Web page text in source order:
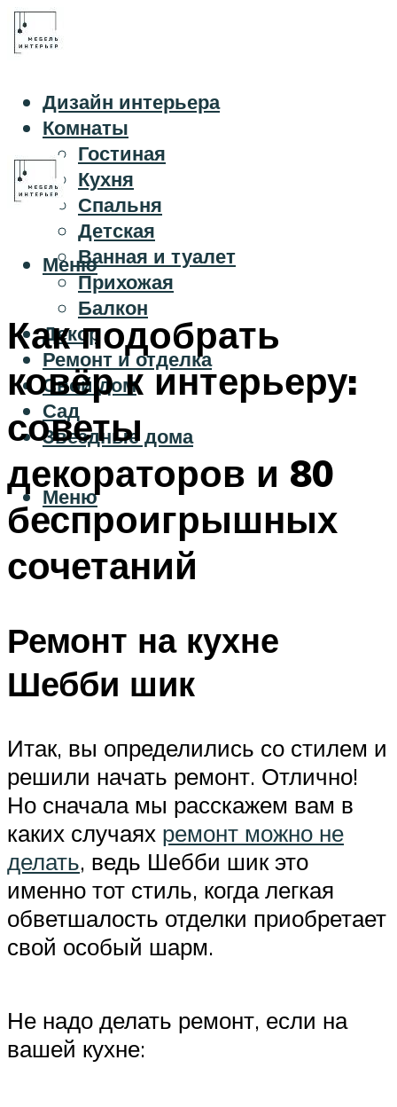
Дизайн интерьера
Комнаты
Гостиная
Кухня
Спальня
Детская
Ванная и туалет
Прихожая
Балкон
Декор
Ремонт и отделка
Свой дом
Сад
Звездные дома
Меню
Меню
Как подобрать
ковёр к интерьеру:
советы
декораторов и 80
беспроигрышных
сочетаний
Ремонт на кухне
Шебби шик
Итак, вы определились со стилем и
решили начать ремонт. Отлично!
Но сначала мы расскажем вам в
каких случаях ремонт можно не
делать, ведь Шебби шик это
именно тот стиль, когда легкая
обветшалость отделки приобретает
свой особый шарм.
Не надо делать ремонт, если на
вашей кухне: